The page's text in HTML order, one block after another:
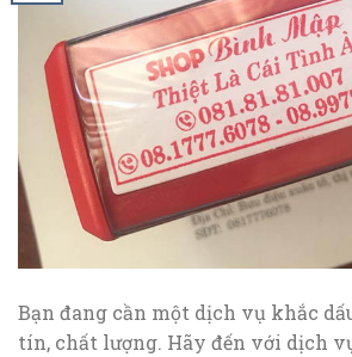
Bạn đang cần một dịch vụ khắc
tín, chất lượng. Hãy đến với dịch